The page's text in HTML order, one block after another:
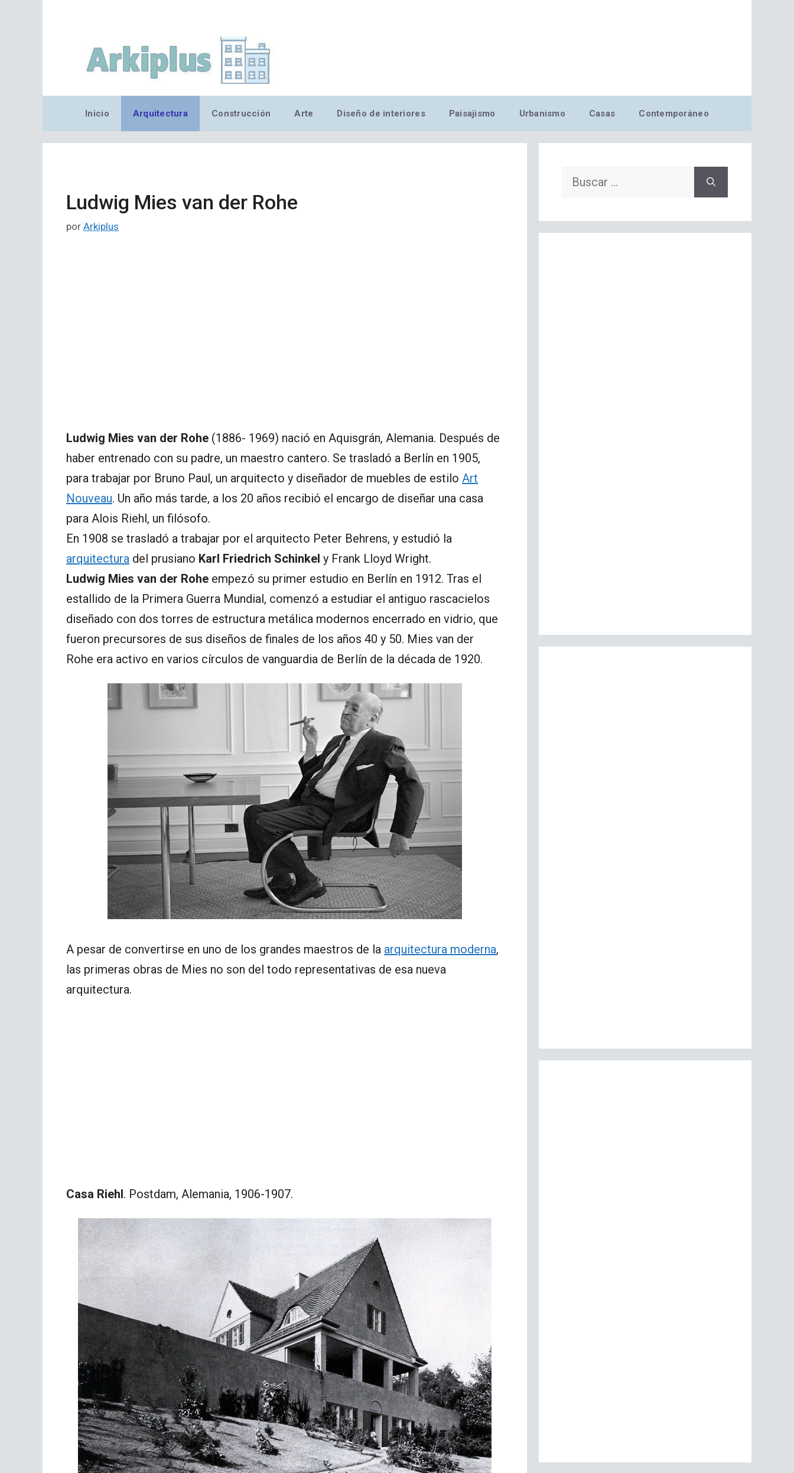
Inicio Arquitectura Construcción Arte Diseño de interiores Paisajismo Urbanismo Casas Contemporáneo
Ludwig Mies van der Rohe
por Arkiplus
Ludwig Mies van der Rohe (1886- 1969) nació en Aquisgrán, Alemania. Después de
haber entrenado con su padre, un maestro cantero. Se trasladó a Berlín en 1905,
para trabajar por Bruno Paul, un arquitecto y diseñador de muebles de estilo Art
Nouveau. Un año más tarde, a los 20 años recibió el encargo de diseñar una casa
para Alois Riehl, un filósofo.
En 1908 se trasladó a trabajar por el arquitecto Peter Behrens, y estudió la
arquitectura del prusiano Karl Friedrich Schinkel y Frank Lloyd Wright.
Ludwig Mies van der Rohe empezó su primer estudio en Berlín en 1912. Tras el
estallido de la Primera Guerra Mundial, comenzó a estudiar el antiguo rascacielos
diseñado con dos torres de estructura metálica modernos encerrado en vidrio, que
fueron precursores de sus diseños de finales de los años 40 y 50. Mies van der
Rohe era activo en varios círculos de vanguardia de Berlín de la década de 1920.
A pesar de convertirse en uno de los grandes maestros de la arquitectura moderna,
las primeras obras de Mies no son del todo representativas de esa nueva
arquitectura.
Casa Riehl. Postdam, Alemania, 1906-1907.
Buscar: